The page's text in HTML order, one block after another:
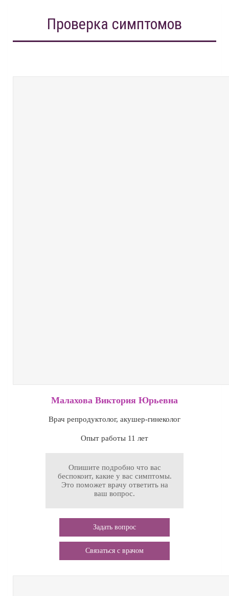
Проверка симптомов
Малахова Виктория Юрьевна
Врач репродуктолог, акушер-гинеколог
Опыт работы 11 лет
Опишите подробно что вас
беспокоит, какие у вас симптомы.
Это поможет врачу ответить на
ваш вопрос.
Задать вопрос
Связаться с врачом